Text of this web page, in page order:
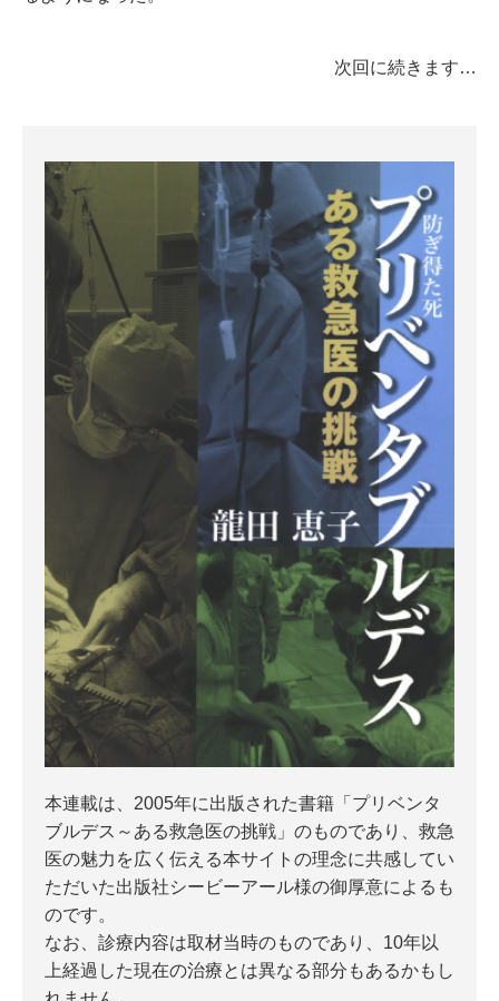
次回に続きます…
本連載は、2005年に出版された書籍「プリベンタ
ブルデス～ある救急医の挑戦」のものであり、救急
医の魅力を広く伝える本サイトの理念に共感してい
ただいた出版社シービーアール様の御厚意によるも
のです。
なお、診療内容は取材当時のものであり、10年以
上経過した現在の治療とは異なる部分もあるかもし